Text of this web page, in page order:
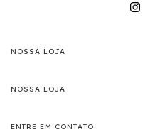
NOSSA LOJA
NOSSA LOJA
ENTRE EM CONTATO